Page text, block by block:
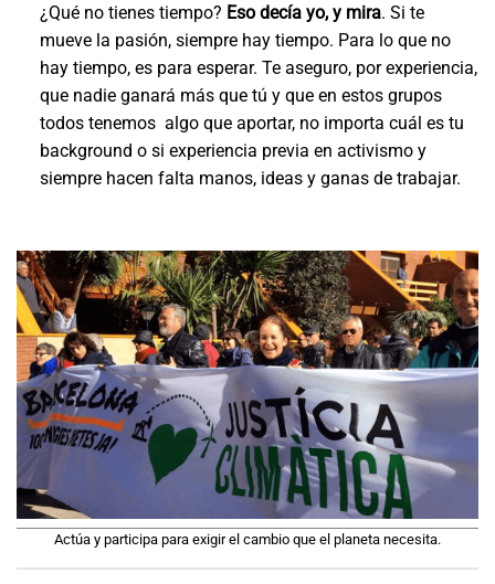
¿Qué no tienes tiempo? Eso decía yo, y mira. Si te
mueve la pasión, siempre hay tiempo. Para lo que no
hay tiempo, es para esperar. Te aseguro, por experiencia,
que nadie ganará más que tú y que en estos grupos
todos tenemos algo que aportar, no importa cuál es tu
background o si experiencia previa en activismo y
siempre hacen falta manos, ideas y ganas de trabajar.
Actúa y participa para exigir el cambio que el planeta necesita.